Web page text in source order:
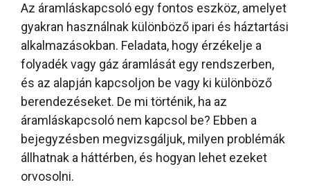
Az áramláskapcsoló egy fontos eszköz, amelyet
gyakran használnak különböző ipari és háztartási
alkalmazásokban. Feladata, hogy érzékelje a
folyadék vagy gáz áramlását egy rendszerben,
és az alapján kapcsoljon be vagy ki különböző
berendezéseket. De mi történik, ha az
áramláskapcsoló nem kapcsol be? Ebben a
bejegyzésben megvizsgáljuk, milyen problémák
állhatnak a háttérben, és hogyan lehet ezeket
orvosolni.